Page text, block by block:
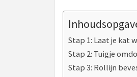
Stap 1: Laat je kat
Stap 2: Tuigje
Stap 3: Rollijn